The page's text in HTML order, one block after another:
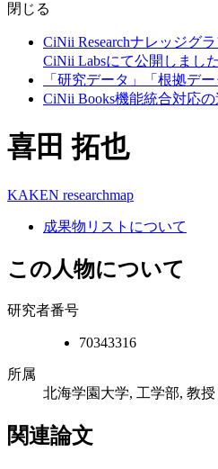
閉じる
CiNii Researchナレッジグ
CiNii Labsにて公開しました
「研究データ」「根拠デ
CiNii Books機能統合対応
喜田 拓也
KAKEN researchmap
成果物リストについて
この人物について
研究者番号
70343316
所属
北海学園大学, 工学部, 教授
関連論文